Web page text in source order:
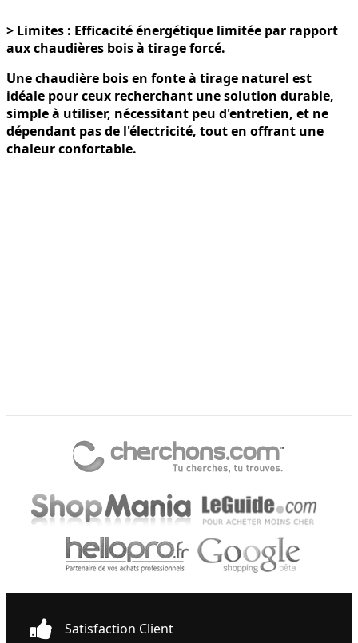
> Limites : Efficacité énergétique limitée par rapport
aux chaudières bois à tirage forcé.
Une chaudière bois en fonte à tirage naturel est
idéale pour ceux recherchant une solution durable,
simple à utiliser, nécessitant peu d'entretien, et ne
dépendant pas de l'électricité, tout en offrant une
chaleur confortable.
Satisfaction Client